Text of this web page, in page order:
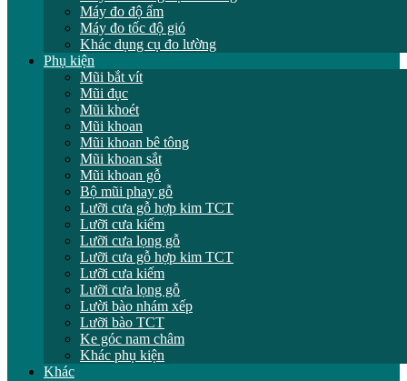
Máy đo độ ẩm
Máy đo tốc độ gió
Khác dụng cụ đo lường
Phụ kiện
Mũi bắt vít
Mũi đục
Mũi khoét
Mũi khoan
Mũi khoan bê tông
Mũi khoan sắt
Mũi khoan gỗ
Bộ mũi phay gỗ
Lưỡi cưa gỗ hợp kim TCT
Lưỡi cưa kiếm
Lưỡi cưa lọng gỗ
Lưỡi cưa gỗ hợp kim TCT
Lưỡi cưa kiếm
Lưỡi cưa lọng gỗ
Lười bào nhám xếp
Lưỡi bào TCT
Ke góc nam châm
Khác phụ kiện
Khác